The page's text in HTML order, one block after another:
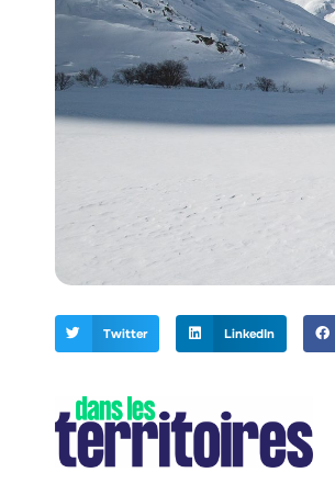
Twitter LinkedIn